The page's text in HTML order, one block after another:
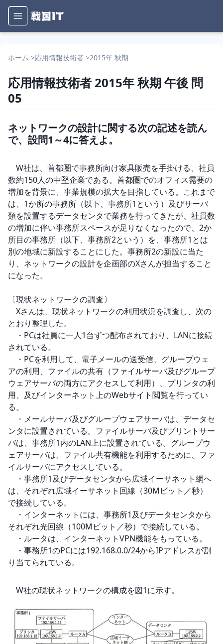
ホーム >応用情報技術者 >2015年 秋期
応用情報技術者 2015年 秋期午後 問
05
ネットワークの設計に関する次の記述を読ん
で、設問1～4に答えよ。
W社は、首都圏で事務所向け家具販売を手掛ける、社員
数約150人の中堅企業である。首都圏でのオフィス需要の
増加を背景に、事業規模の拡大を目指している。これまで
は、1か所の事務所（以下、事務所1という）及びサーバ
類を設置するデータセンタで業務を行ってきたが、社員数
の増加に伴い事務所スペースが足りなくなったので、2か
所目の事務所（以下、事務所2という）を、事務所1とは
別の地域に新設することにした。事務所2の新設に当た
り、ネットワークの設計を企画部のXさんが担当すること
になった。
〔現状ネットワークの調査〕
Xさんは、現状ネットワークの利用状況を調査し、次の
とおり整理した。
・PCは社員に一人1台ずつ配布されており、LANに接続
されている。
・PCを利用して、電子メールの送受信、グループウェ
アの利用、ファイルの共有（ファイルサーバ及びグループ
ウェアサーバの両方にアクセスして利用）、プリンタの利
用、及びインターネット上のWebサイト閲覧を行ってい
る。
・メールサーバ及びグループウェアサーバは、データセ
ンタに設置されている。ファイルサーバ及びプリントサー
バは、事務所1内のLAN上に設置されている。グループウ
ェアサーバは、ファイル共有機能を利用するために、ファ
イルサーバにアクセスしている。
・事務所1及びデータセンタから広域イーサネット網へ
は、それぞれ広域イーサネット回線（30Mビット／秒）
で接続している。
・インターネットには、事務所1及びデータセンタから
それぞれ光回線（100Mビット／秒）で接続している。
・ルータは、インターネットVPN機能をもっている。
・事務所1のPCには192.168.0.0/24からIPアドレスが割
り当てられている。
W社の現状ネットワークの構成を図1に示す。